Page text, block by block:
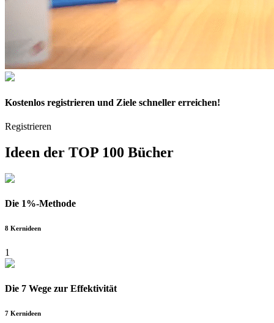
Kostenlos registrieren und Ziele schneller erreichen!
Registrieren
Ideen der TOP 100 Bücher
Die 1%-Methode
8 Kernideen
1
Die 7 Wege zur Effektivität
7 Kernideen